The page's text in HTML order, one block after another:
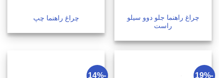
چراغ راهنما جلو دوو سیلو
راست
چراغ راهنما چپ
-19%
-14%